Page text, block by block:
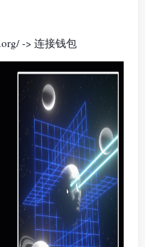
-> 连接钱包